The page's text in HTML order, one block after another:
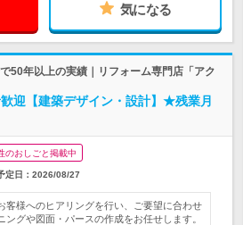
気になる
50年以上の実績｜リフォーム専門店「アク
迎【建築デザイン・設計】★残業月
のおしごと掲載中
定日： 2026/08/27
客様へのヒアリングを行い、ご要望に合わせ
ングや図面・パースの作成をお任せします。